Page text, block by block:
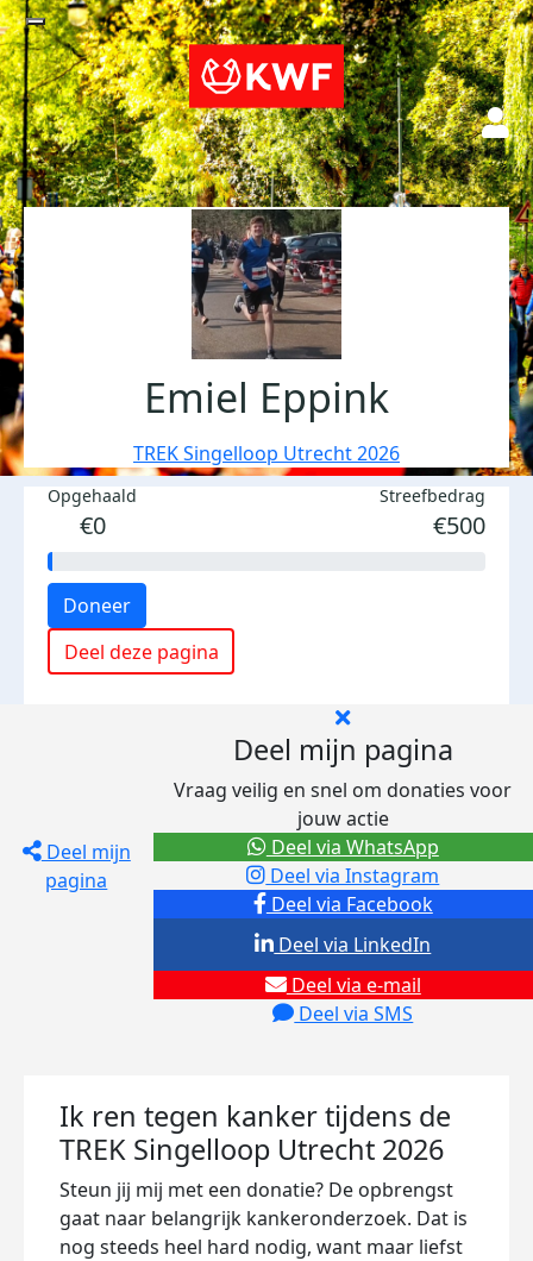
Emiel Eppink
TREK Singelloop Utrecht 2026
Opgehaald
€0
Streefbedrag
€500
Doneer
Deel deze pagina
Deel mijn
pagina
Deel mijn pagina
Vraag veilig en snel om donaties voor
jouw actie
Deel via Facebook
Deel via Instagram
Deel via e-mail
Deel via SMS
Deel via LinkedIn
Deel via WhatsApp
Ik ren tegen kanker tijdens de
TREK Singelloop Utrecht 2026
Steun jij mij met een donatie? De opbrengst
gaat naar belangrijk kankeronderzoek. Dat is
nog steeds heel hard nodig, want maar liefst